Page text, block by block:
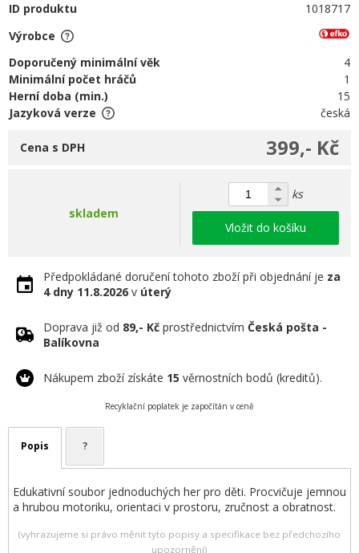
ID produktu
1018717
Výrobce
Doporučený minimální věk
4
Minimální počet hráčů
1
Herní doba (min.)
15
Jazyková verze
česká
399,- Kč
Cena s DPH
skladem
ks
Vložit do košíku
Předpokládané doručení tohoto zboží při objednání je za
4 dny 11.8.2026 v úterý
Doprava již od 89,- Kč prostřednictvím Česká pošta -
Balíkovna
Nákupem zboží získáte 15 věrnostních bodů (kreditů).
Recyklační poplatek je započítán v ceně
Popis ?
Edukativní soubor jednoduchých her pro děti. Procvičuje jemnou
a hrubou motoriku, orientaci v prostoru, zručnost a obratnost.
(vyhrazujeme si právo měnit tyto popisy a specifikace bez předchozího
upozornění)